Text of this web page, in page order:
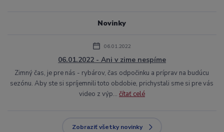
Novinky
06.01.2022
06.01.2022 - Ani v zime nespíme
Zimný čas, je pre nás - rybárov, čas odpočinku a príprav na budúcu
sezónu. Aby ste si spríjemnili toto obdobie, prichystali sme si pre vás
video z výp... čítať celé
Zobraziť všetky novinky